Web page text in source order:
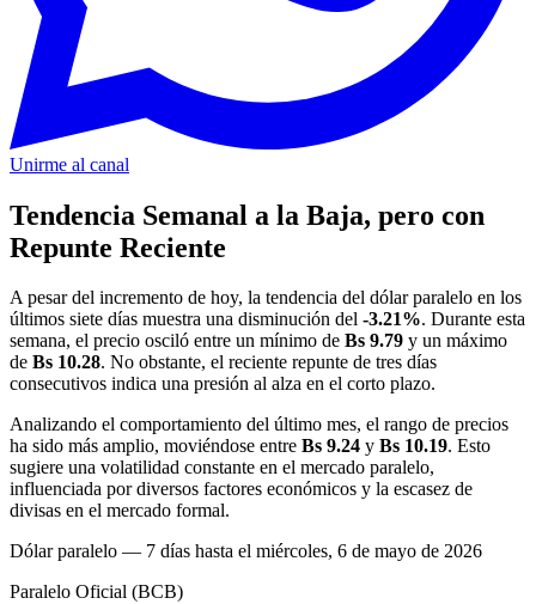
Unirme al canal
Tendencia Semanal a la Baja, pero con
Repunte Reciente
A pesar del incremento de hoy, la tendencia del dólar paralelo en los
últimos siete días muestra una disminución del -3.21%. Durante esta
semana, el precio osciló entre un mínimo de Bs 9.79 y un máximo
de Bs 10.28. No obstante, el reciente repunte de tres días
consecutivos indica una presión al alza en el corto plazo.
Analizando el comportamiento del último mes, el rango de precios
ha sido más amplio, moviéndose entre Bs 9.24 y Bs 10.19. Esto
sugiere una volatilidad constante en el mercado paralelo,
influenciada por diversos factores económicos y la escasez de
divisas en el mercado formal.
Dólar paralelo — 7 días hasta el miércoles, 6 de mayo de 2026
Paralelo Oficial (BCB)